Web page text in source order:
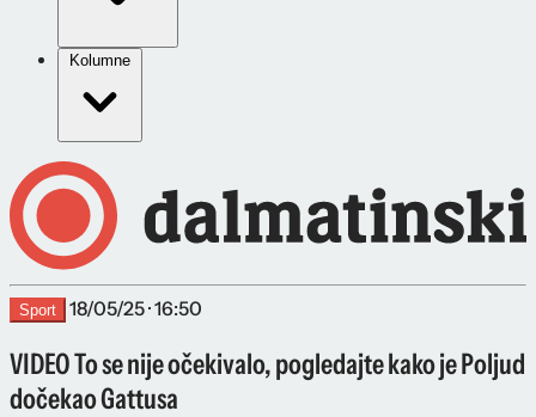
Kolumne
Sport 18/05/25 · 16:50
VIDEO To se nije očekivalo, pogledajte kako je Poljud
dočekao Gattusa